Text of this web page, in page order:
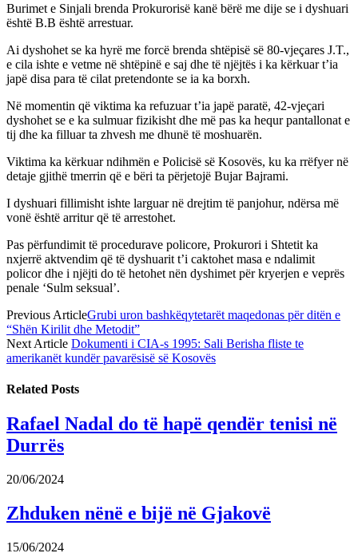
Burimet e Sinjali brenda Prokurorisë kanë bërë me dije se i dyshuari
është B.B është arrestuar.
Ai dyshohet se ka hyrë me forcë brenda shtëpisë së 80-vjeçares J.T.,
e cila ishte e vetme në shtëpinë e saj dhe të njëjtës i ka kërkuar t’ia
japë disa para të cilat pretendonte se ia ka borxh.
Në momentin që viktima ka refuzuar t’ia japë paratë, 42-vjeçari
dyshohet se e ka sulmuar fizikisht dhe më pas ka hequr pantallonat e
tij dhe ka filluar ta zhvesh me dhunë të moshuarën.
Viktima ka kërkuar ndihmën e Policisë së Kosovës, ku ka rrëfyer në
detaje gjithë tmerrin që e bëri ta përjetojë Bujar Bajrami.
I dyshuari fillimisht ishte larguar në drejtim të panjohur, ndërsa më
vonë është arritur që të arrestohet.
Pas përfundimit të procedurave policore, Prokurori i Shtetit ka
nxjerrë aktvendim që të dyshuarit t’i caktohet masa e ndalimit
policor dhe i njëjti do të hetohet nën dyshimet për kryerjen e veprës
penale ‘Sulm seksual’.
Previous ArticleGrubi uron bashkëqytetarët maqedonas për ditën e
“Shën Kirilit dhe Metodit”
Next Article Dokumenti i CIA-s 1995: Sali Berisha fliste te
amerikanët kundër pavarësisë së Kosovës
Related Posts
Rafael Nadal do të hapë qendër tenisi në
Durrës
20/06/2024
Zhduken nënë e bijë në Gjakovë
15/06/2024